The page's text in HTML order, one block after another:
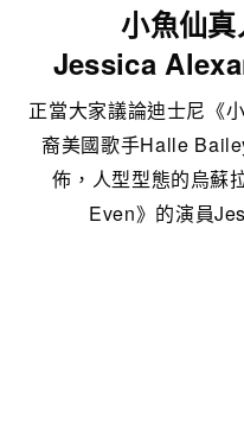
小魚仙
Jessica
正當大家議論迪士尼《
裔美國歌手Halle
佈，人型型態的烏蘇
Even》的演員